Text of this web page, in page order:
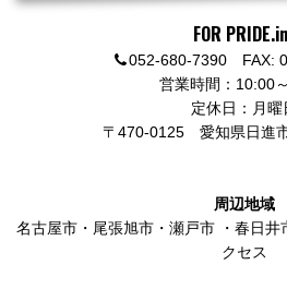
FOR
052-680-7390 FAX:
営業時間：10:00
定休日：月曜
〒470-0125 愛知県日進
周辺地域
名古屋市 ・ 尾張旭市 ・ 瀬戸市 ・ 春日井
クセス